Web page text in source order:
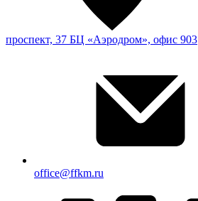
проспект, 37 БЦ «Аэродром», офис 903
office@ffkm.ru